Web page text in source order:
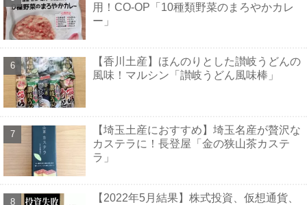
用！CO-OP「10種類野菜のまろやかカレ
ー」
【香川土産】ほんのりとした讃岐うどんの
風味！マルシン「讃岐うどん風味棒」
【埼玉土産におすすめ】埼玉名産が贅沢な
カステラに！長登屋「金の狭山茶カステ
ラ」
【2022年5月結果】株式投資、仮想通貨、